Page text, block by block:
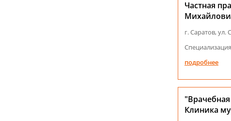
Частная
г. Саратов, ул.
подробнее
Клиника